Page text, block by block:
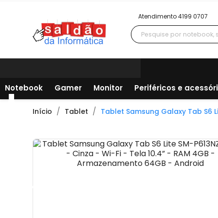
Atendimento 4199 0707
Todos os departamentos
Notebook Gamer Monitor Periféricos e
Início Tablet Tablet Samsung Galaxy Tab S6